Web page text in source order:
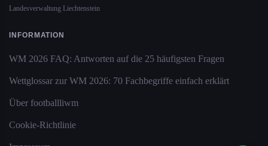
Landesverwaltung Liechtenstein
INFORMATION
WM 2026 FAQ: Antworten auf die 25 häufigsten Fragen
Wettglossar zur WM 2026: 70 Fachbegriffe einfach erklärt
Über footballliwm
Cookie-Richtlinie